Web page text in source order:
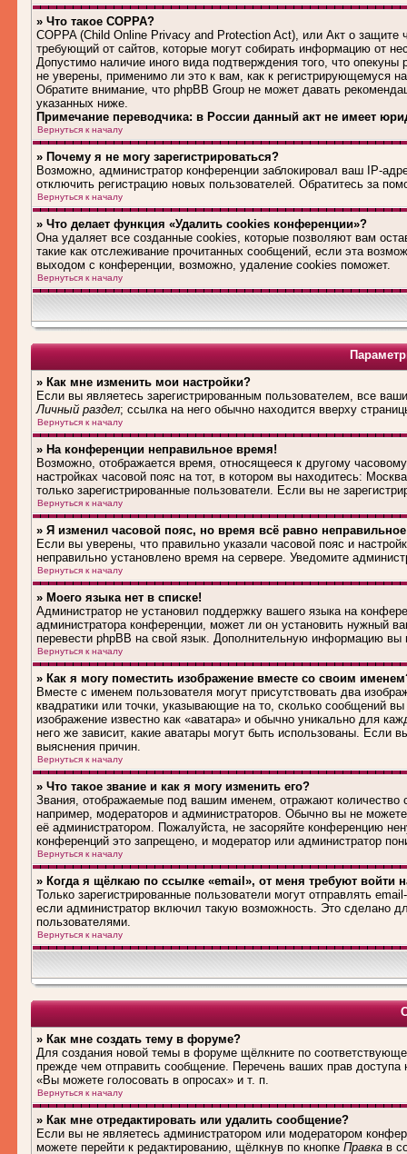
» Что такое COPPA?
COPPA (Child Online Privacy and Protection Act), или Акт о защите
требующий от сайтов, которые могут собирать информацию от
Допустимо наличие иного вида подтверждения того, что
не уверены, применимо ли это к вам, как к регистрирующемуся
Обратите внимание, что phpBB Group не может давать
указанных ниже.
Примечание переводчика: в России данный акт не имеет
Вернуться к началу
» Почему я не могу зарегистрироваться?
Возможно, администратор конференции заблокировал ваш IP-
отключить регистрацию новых пользователей. Обратитесь за
Вернуться к началу
» Что делает функция «Удалить cookies конференции»?
Она удаляет все созданные cookies, которые позволяют вам
такие как отслеживание прочитанных сообщений, если эта
выходом с конференции, возможно, удаление cookies поможет.
Вернуться к началу
» Как мне изменить мои настройки?
Если вы являетесь зарегистрированным пользователем, все
Личный раздел; ссылка на него обычно находится вверху
Вернуться к началу
» На конференции неправильное время!
Возможно, отображается время, относящееся к другому
настройках часовой пояс на тот, в котором вы находитесь:
только зарегистрированные пользователи. Если вы не
Вернуться к началу
» Я изменил часовой пояс, но время всё равно
Если вы уверены, что правильно указали часовой пояс и
неправильно установлено время на сервере. Уведомите
Вернуться к началу
» Моего языка нет в списке!
Администратор не установил поддержку вашего языка на
администратора конференции, может ли он установить нужный
перевести phpBB на свой язык. Дополнительную информацию вы
Вернуться к началу
» Как я могу поместить изображение вместе со своим
Вместе с именем пользователя могут присутствовать два
квадратики или точки, указывающие на то, сколько сообщений
изображение известно как «аватара» и обычно уникально для
него же зависит, какие аватары могут быть использованы. Если
выяснения причин.
Вернуться к началу
» Что такое звание и как я могу изменить его?
Звания, отображаемые под вашим именем, отражают
например, модераторов и администраторов. Обычно вы не
её администратором. Пожалуйста, не засоряйте конференцию
конференций это запрещено, и модератор или администратор
Вернуться к началу
» Когда я щёлкаю по ссылке «email», от меня требуют войти
Только зарегистрированные пользователи могут отправлять
если администратор включил такую возможность. Это сделано
пользователями.
Вернуться к началу
» Как мне создать тему в форуме?
Для создания новой темы в форуме щёлкните по
прежде чем отправить сообщение. Перечень ваших прав
«Вы можете голосовать в опросах» и т. п.
Вернуться к началу
» Как мне отредактировать или удалить сообщение?
Если вы не являетесь администратором или модератором
можете перейти к редактированию, щёлкнув по кнопке Правка в